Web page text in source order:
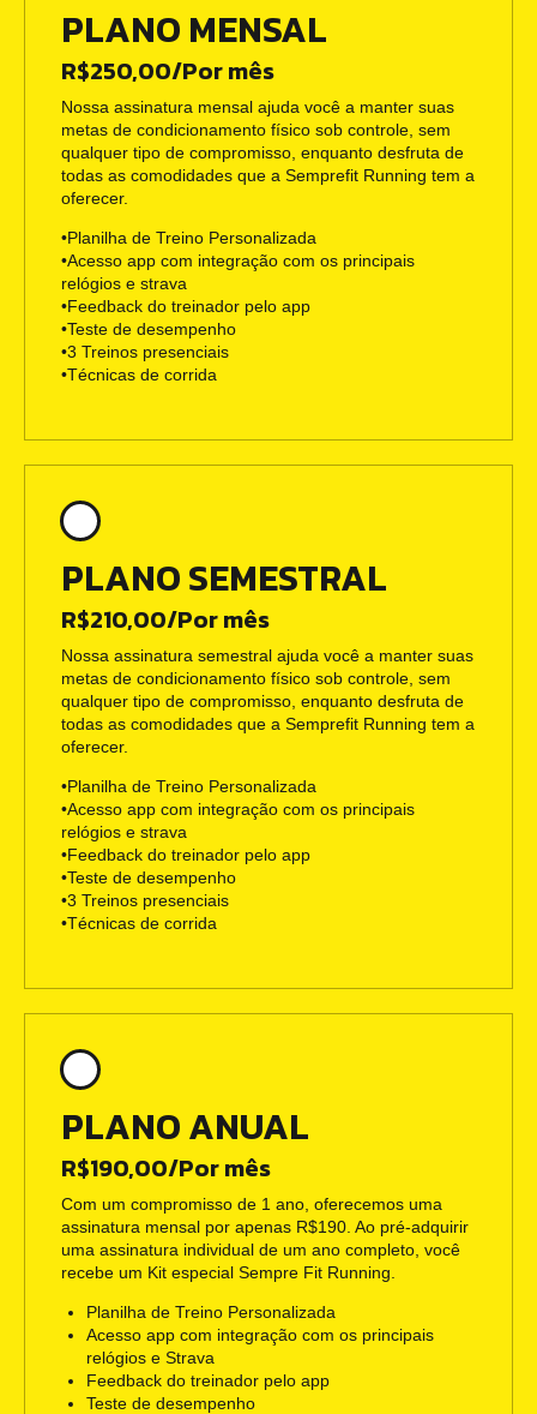
PLANO MENSAL
R$250,00/Por mês
Nossa assinatura mensal ajuda você a manter suas
metas de condicionamento físico sob controle, sem
qualquer tipo de compromisso, enquanto desfruta de
todas as comodidades que a Semprefit Running tem a
oferecer.
•Planilha de Treino Personalizada
•Acesso app com integração com os principais
relógios e strava
•Feedback do treinador pelo app
•Teste de desempenho
•3 Treinos presenciais
•Técnicas de corrida
PLANO SEMESTRAL
R$210,00/Por mês
Nossa assinatura semestral ajuda você a manter suas
metas de condicionamento físico sob controle, sem
qualquer tipo de compromisso, enquanto desfruta de
todas as comodidades que a Semprefit Running tem a
oferecer.
•Planilha de Treino Personalizada
•Acesso app com integração com os principais
relógios e strava
•Feedback do treinador pelo app
•Teste de desempenho
•3 Treinos presenciais
•Técnicas de corrida
PLANO ANUAL
R$190,00/Por mês
Com um compromisso de 1 ano, oferecemos uma
assinatura mensal por apenas R$190. Ao pré-adquirir
uma assinatura individual de um ano completo, você
recebe um Kit especial Sempre Fit Running.
Planilha de Treino Personalizada
Acesso app com integração com os principais
relógios e Strava
Feedback do treinador pelo app
Teste de desempenho